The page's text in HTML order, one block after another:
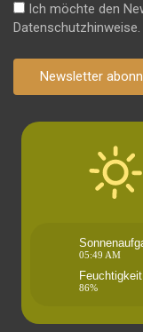
Ich möchte den
Datenschutzhinweise.
Newsletter
05:49 AM
Feuchtigkeit
86%